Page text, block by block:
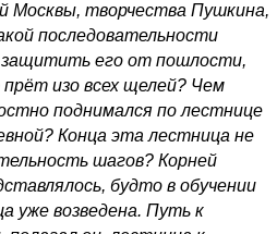
Москвы, творчества Пушкина,
последовательности
его от пошлости,
изо всех щелей? Чем
поднимался по лестнице
Конца эта лестница не
шагов? Корней
будто в обучении
уже возведена. Путь к